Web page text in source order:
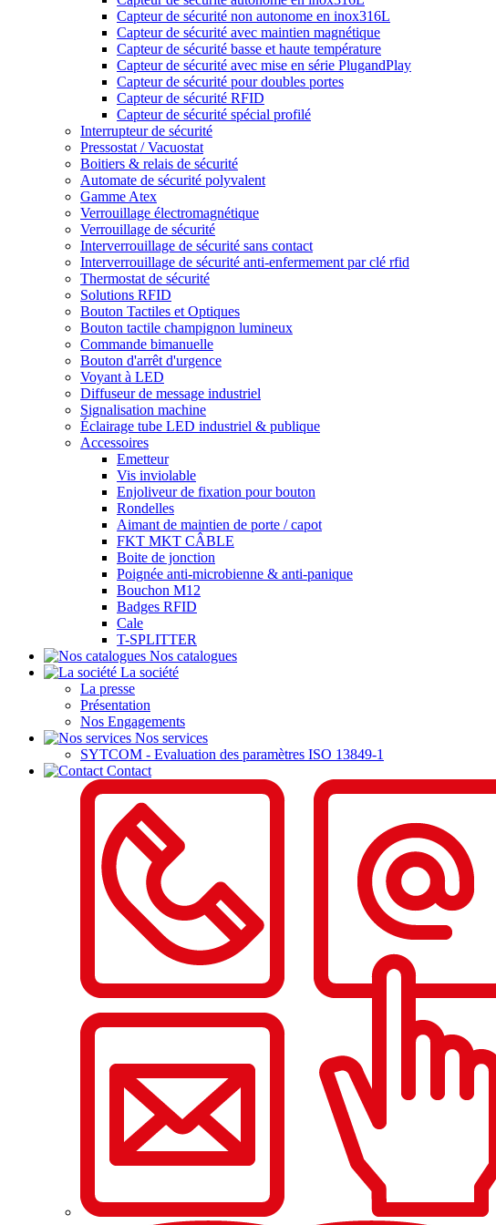
Capteur de sécurité non autonome en inox316L
Capteur de sécurité avec maintien magnétique
Capteur de sécurité basse et haute température
Capteur de sécurité avec mise en série PlugandPlay
Capteur de sécurité pour doubles portes
Capteur de sécurité RFID
Capteur de sécurité spécial profilé
Interrupteur de sécurité
Pressostat / Vacuostat
Boitiers & relais de sécurité
Automate de sécurité polyvalent
Gamme Atex
Verrouillage électromagnétique
Verrouillage de sécurité
Interverrouillage de sécurité sans contact
Interverrouillage de sécurité anti-enfermement par clé rfid
Thermostat de sécurité
Solutions RFID
Bouton Tactiles et Optiques
Bouton tactile champignon lumineux
Commande bimanuelle
Bouton d'arrêt d'urgence
Voyant à LED
Diffuseur de message industriel
Signalisation machine
Éclairage tube LED industriel & publique
Accessoires
Emetteur
Vis inviolable
Enjoliveur de fixation pour bouton
Rondelles
Aimant de maintien de porte / capot
FKT MKT CÂBLE
Boite de jonction
Poignée anti-microbienne & anti-panique
Bouchon M12
Badges RFID
Cale
T-SPLITTER
Nos catalogues
La société
La presse
Présentation
Nos Engagements
Nos services
SYTCOM - Evaluation des paramètres ISO 13849-1
Contact